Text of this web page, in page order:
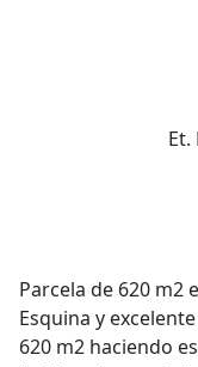
Et.
Parcela de 620 m2
Esquina y
620 m2 haciendo